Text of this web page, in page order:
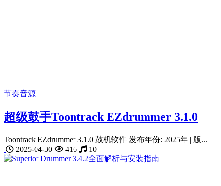
节奏音源
超级鼓手Toontrack EZdrummer 3.1.0
Toontrack EZdrummer 3.1.0 鼓机软件 发布年份: 2025年 | 版...
2025-04-30
416 10